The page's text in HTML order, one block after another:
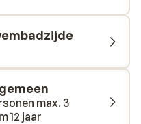
restaurant kun je
wordt genieten van
vakantie op
max. 3
12 jaar